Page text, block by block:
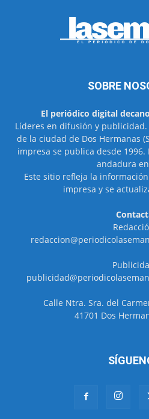
SOBRE
El periódico digital
Líderes en difusión y
de la ciudad de Dos Hermanas
impresa se publica desde
andadura
Este sitio refleja la
impresa y se
Calle Ntra. Sra. del
41701 Dos